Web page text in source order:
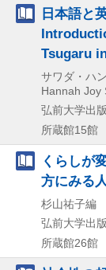
日本語と
Tsugaru
サワダ・ハ
Hannah Joy
弘前大学出
所蔵館15館
くらしが
方にみる
杉山祐子編
弘前大学出
所蔵館26館